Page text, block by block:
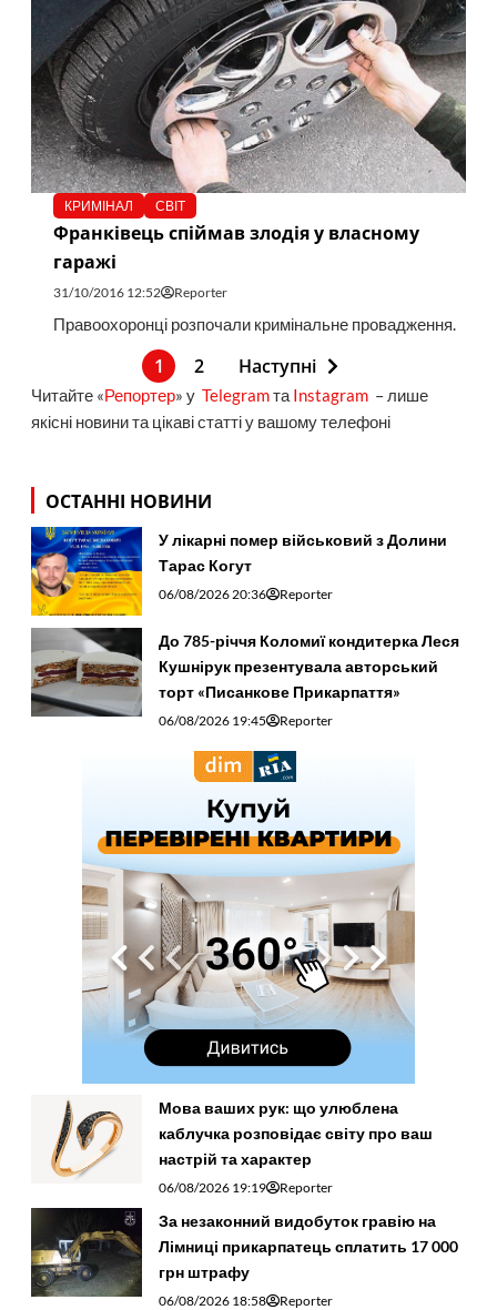
КРИМІНАЛ СВІТ
Франківець спіймав злодія у власному
гаражі
31/10/2016 12:52 Reporter
Правоохоронці розпочали кримінальне провадження.
1 2 Наступні
Читайте «Репортер» у Telegramта Instagram– лише
якісні новини та цікаві статті у вашому телефоні
ОСТАННІ НОВИНИ
У лікарні помер військовий з Долини
Тарас Когут
06/08/2026 20:36 Reporter
До 785-річчя Коломиї кондитерка Леся
Кушнірук презентувала авторський
торт «Писанкове Прикарпаття»
06/08/2026 19:45 Reporter
Мова ваших рук: що улюблена
каблучка розповідає світу про ваш
настрій та характер
06/08/2026 19:19 Reporter
За незаконний видобуток гравію на
Лімниці прикарпатець сплатить 17 000
грн штрафу
06/08/2026 18:58 Reporter